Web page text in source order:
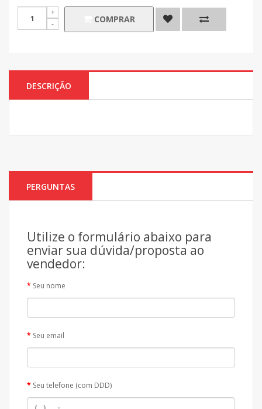
COMPRAR
DESCRIÇÃO
PERGUNTAS
Utilize o formulário abaixo para
enviar sua dúvida/proposta ao
vendedor:
Seu nome
Seu email
Seu telefone (com DDD)